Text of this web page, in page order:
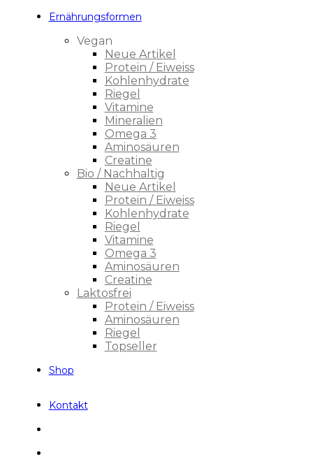
Ernährungsformen
Vegan
Neue Artikel
Protein / Eiweiss
Kohlenhydrate
Riegel
Vitamine
Mineralien
Omega 3
Aminosäuren
Creatine
Bio / Nachhaltig
Neue Artikel
Protein / Eiweiss
Kohlenhydrate
Riegel
Vitamine
Omega 3
Aminosäuren
Creatine
Laktosfrei
Protein / Eiweiss
Aminosäuren
Riegel
Topseller
Shop
Kontakt